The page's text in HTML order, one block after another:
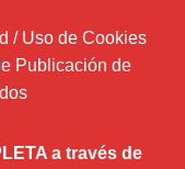
/ Uso de Cookies
Publicación de
a través de